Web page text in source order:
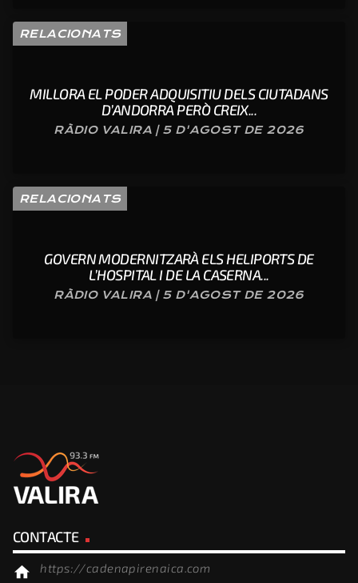
RELACIONATS
MILLORA EL PODER ADQUISITIU DELS CIUTADANS
D’ANDORRA PERÒ CREIX...
RÀDIO VALIRA | 5 D'AGOST DE 2026
RELACIONATS
GOVERN MODERNITZARÀ ELS HELIPORTS DE
L’HOSPITAL I DE LA CASERNA...
RÀDIO VALIRA | 5 D'AGOST DE 2026
CONTACTE
home https://cadenapirenaica.com